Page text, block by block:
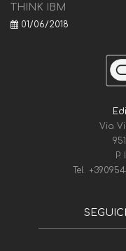
THINK IBM
01/06/2018
Via
Tel.